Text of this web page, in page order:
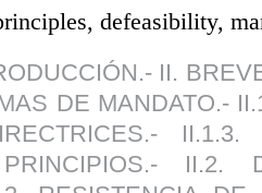
defeasibility,
II.
DE MANDATO.-
II.2.